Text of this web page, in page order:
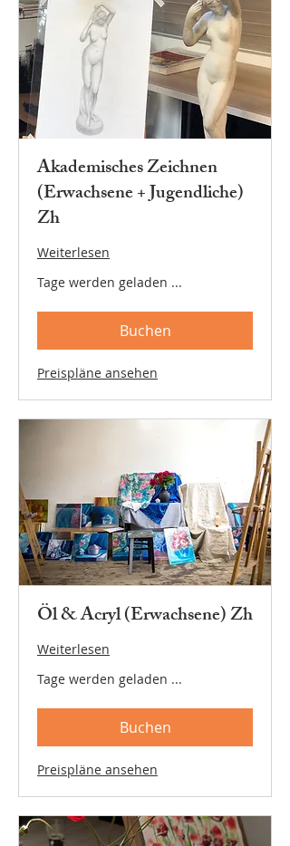
Akademisches Zeichnen
(Erwachsene + Jugendliche)
Zh
Weiterlesen
Tage werden geladen ...
Buchen
Preispläne ansehen
Öl & Acryl (Erwachsene) Zh
Weiterlesen
Tage werden geladen ...
Buchen
Preispläne ansehen